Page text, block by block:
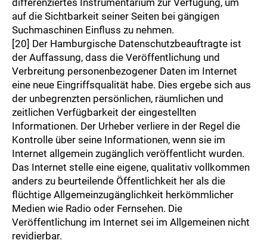
differenziertes Instrumentarium zur Verfügung, um
auf die Sichtbarkeit seiner Seiten bei gängigen
Suchmaschinen Einfluss zu nehmen.
[20] Der Hamburgische Datenschutzbeauftragte ist
der Auffassung, dass die Veröffentlichung und
Verbreitung personenbezogener Daten im Internet
eine neue Eingriffsqualität habe. Dies ergebe sich aus
der unbegrenzten persönlichen, räumlichen und
zeitlichen Verfügbarkeit der eingestellten
Informationen. Der Urheber verliere in der Regel die
Kontrolle über seine Informationen, wenn sie im
Internet allgemein zugänglich veröffentlicht wurden.
Das Internet stelle eine eigene, qualitativ vollkommen
anders zu beurteilende Öffentlichkeit her als die
flüchtige Allgemeinzugänglichkeit herkömmlicher
Medien wie Radio oder Fernsehen. Die
Veröffentlichung im Internet sei im Allgemeinen nicht
revidierbar.